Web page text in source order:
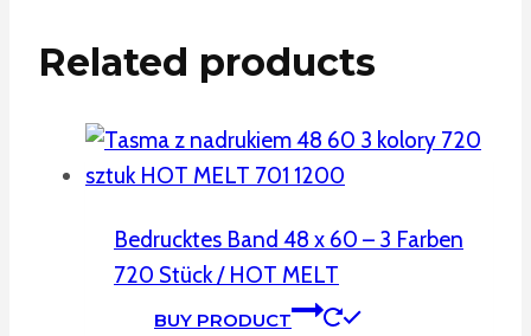
Related products
Bedrucktes Band 48 x 60 – 3 Farben
720 Stück / HOT MELT
BUY PRODUCT